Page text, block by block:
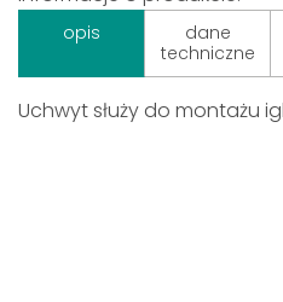
opis
dane
techniczne
Uchwyt służy do montażu